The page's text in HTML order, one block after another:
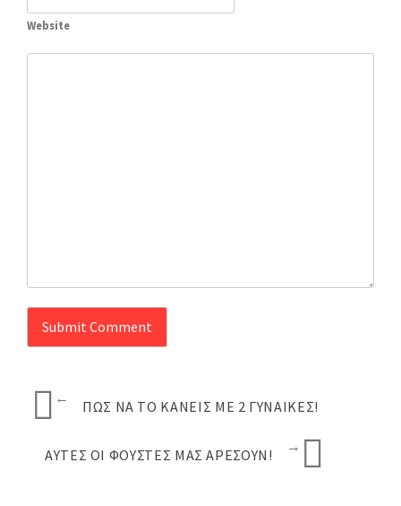
Website
← ΠΩΣ ΝΑ ΤΟ ΚΆΝΕΙΣ ΜΕ 2 ΓΥΝΑΊΚΕΣ!
ΑΥΤΈΣ ΟΙ ΦΟΎΣΤΕΣ ΜΑΣ ΑΡΈΣΟΥΝ! →